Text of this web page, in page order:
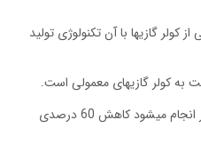
گازیها با آن تکنولوژی تولید
به کولر گازیهای معمولی است.
تبلیغاتی که در مورد کولر گازیهای اینورتر انجام میشود کاهش 60 درصدی